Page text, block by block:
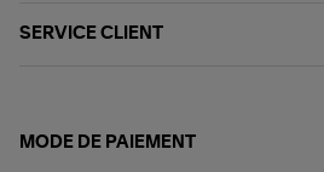
SERVICE CLIENT
MODE DE PAIEMENT